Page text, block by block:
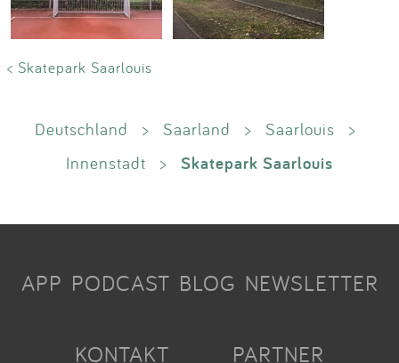
< Skatepark Saarlouis
Deutschland > Saarland > Saarlouis
>
Innenstadt
> Skatepark Saarlouis
APP PODCAST BLOG NEWSLETTER
KONTAKT PARTNER